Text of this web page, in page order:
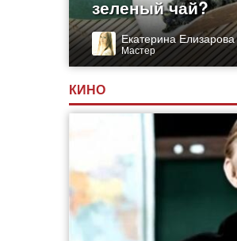
зеленый чай?
Екатерина Елизарова
Мастер
КИНО